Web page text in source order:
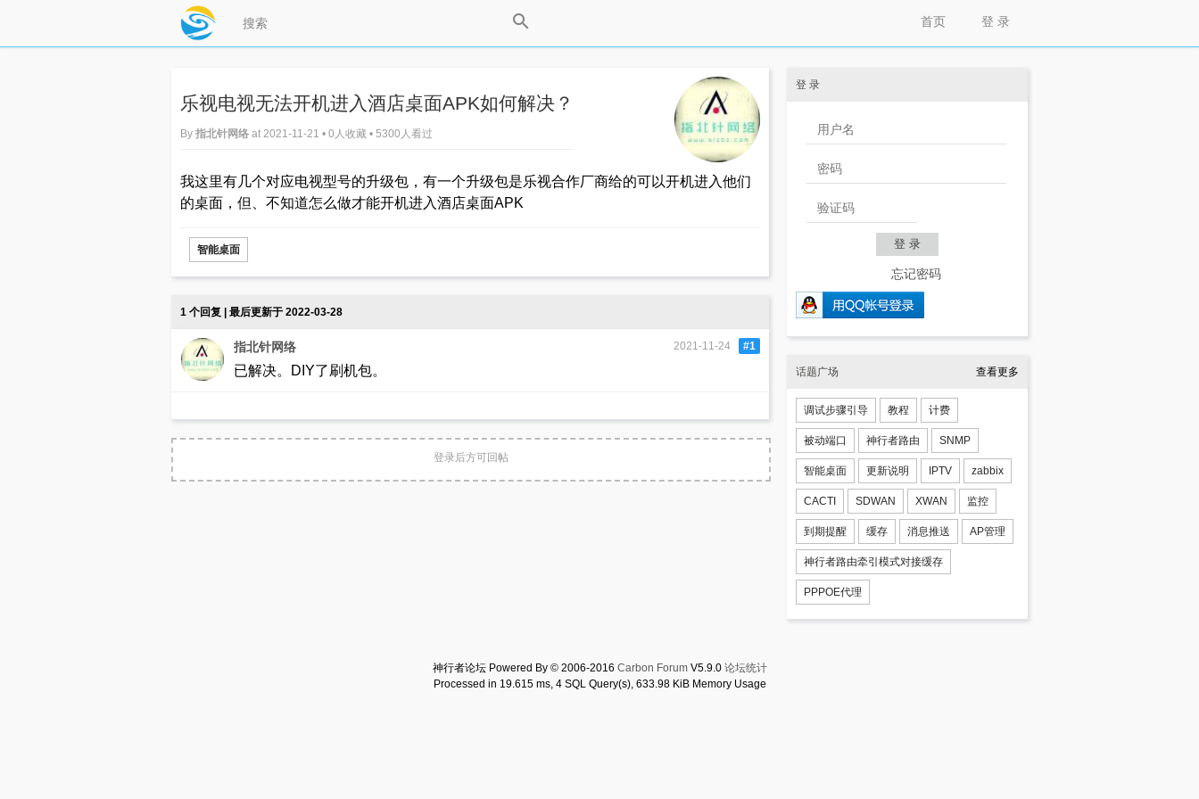
登 录
首页
乐视电视无法开机进入酒店桌面APK如何解决？
By 指北针网络 at 2021-11-21 • 0人收藏 • 5300人看过
我这里有几个对应电视型号的升级包，有一个升级包是乐视合作厂商给的可以开机进入他们
的桌面，但、不知道怎么做才能开机进入酒店桌面APK
智能桌面
1 个回复 | 最后更新于 2022-03-28
指北针网络 2021-11-24 #1
已解决。DIY了刷机包。
登录后方可回帖
登 录
忘记密码
话题广场 查看更多
调试步骤引导 教程 计费
被动端口 神行者路由 SNMP
智能桌面 更新说明 IPTV zabbix
CACTI SDWAN XWAN 监控
到期提醒 缓存 消息推送 AP管理
神行者路由牵引模式对接缓存
PPPOE代理
神行者论坛 Powered By © 2006-2016 Carbon ForumV5.9.0 论坛统计
Processed in 19.615 ms, 4 SQL Query(s), 633.98 KiB Memory Usage